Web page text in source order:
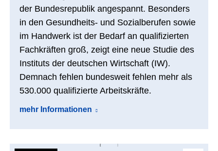
der Bundesrepublik angespannt. Besonders
in den Gesundheits- und Sozialberufen sowie
im Handwerk ist der Bedarf an qualifizierten
Fachkräften groß, zeigt eine neue Studie des
Instituts der deutschen Wirtschaft (IW).
Demnach fehlen bundesweit fehlen mehr als
530.000 qualifizierte Arbeitskräfte.
mehr Informationen